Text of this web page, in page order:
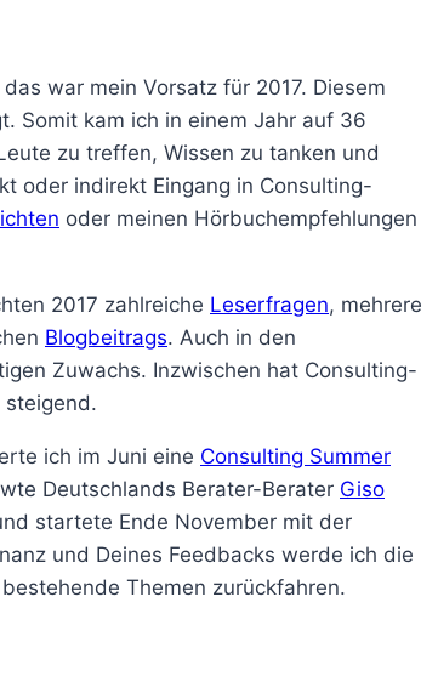
war mein Vorsatz für 2017. Diesem
Somit kam ich in einem Jahr auf 36
zu treffen, Wissen zu tanken und
oder indirekt Eingang in Consulting-
oder meinen Hörbuchempfehlungen
2017 zahlreiche Leserfragen, mehrere
Blogbeitrags. Auch in den
Zuwachs. Inzwischen hat Consulting-
steigend.
ich im Juni eine Consulting Summer
Deutschlands Berater-Berater Giso
startete Ende November mit der
und Deines Feedbacks werde ich die
Themen zurückfahren.